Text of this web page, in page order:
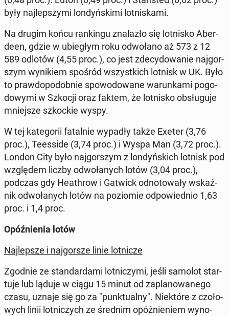
były naj­lep­szy­mi lon­dyń­ski­mi lot­ni­ska­mi.
Na drugim końcu ran­kin­gu zna­la­zło się lot­ni­sko Aber­
de­en, gdzie w ubie­głym roku od­wo­ła­no aż 573 z 12
589 odlotów (4,55 proc.), co jest zde­cy­do­wa­nie naj­gor­
szym wy­ni­kiem spośród wszyst­kich lotnisk w UK. Było
to praw­do­po­dob­nie spo­wo­do­wa­ne wa­run­ka­mi po­go­
do­wy­mi w Szkocji oraz faktem, że lot­ni­sko ob­słu­gu­je
mniej­sze szkoc­kie wyspy.
W tej ka­te­go­rii fa­tal­nie wypadły także Exeter (3,76
proc.), Te­es­si­de (3,74 proc.) i Wyspa Man (3,72 proc.).
London City było naj­gor­szym z lon­dyń­skich lotnisk pod
wzglę­dem liczby od­wo­ła­nych lotów (3,04 proc.),
podczas gdy He­ath­row i Gatwick od­no­to­wa­ły wskaź­
nik od­wo­ła­nych lotów na po­zio­mie od­po­wied­nio 1,63
proc. i 1,4 proc.
Opóź­nie­nia lotów
Naj­lep­sze i naj­gor­sze linie lot­ni­cze
Zgodnie ze stan­dar­da­mi lot­ni­czy­mi, jeśli samolot star­
tu­je lub ląduje w ciągu 15 minut od za­pla­no­wa­ne­go
czasu, uznaje się go za "punk­tu­al­ny". Nie­któ­re z czo­ło­
wych linii lot­ni­czych ze średnim opóź­nie­niem wy­no­